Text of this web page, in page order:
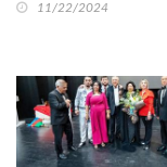
11/22/2024